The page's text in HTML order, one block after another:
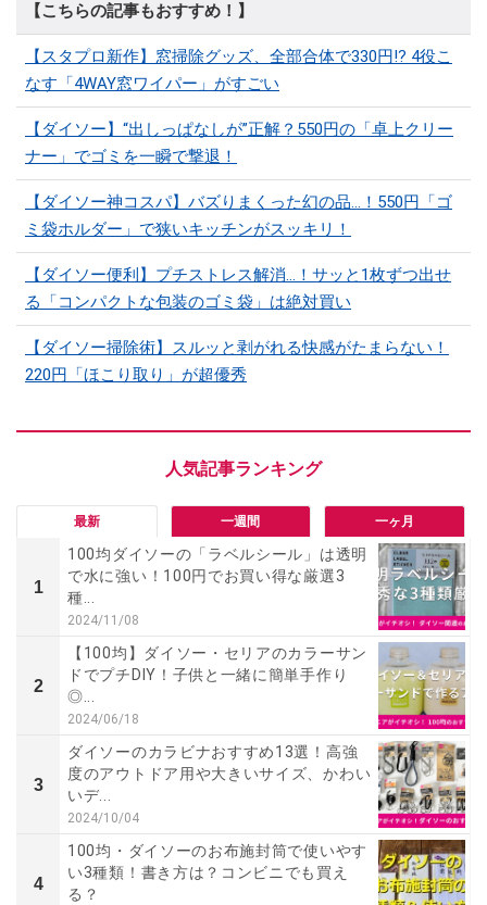
【こちらの記事もおすすめ！】
【スタプロ新作】窓掃除グッズ、全部合体で330円!? 4役こ
なす「4WAY窓ワイパー」がすごい
【ダイソー】“出しっぱなしが”正解？550円の「卓上クリー
ナー」でゴミを一瞬で撃退！
【ダイソー神コスパ】バズりまくった幻の品…！550円「ゴ
ミ袋ホルダー」で狭いキッチンがスッキリ！
【ダイソー便利】プチストレス解消…！サッと1枚ずつ出せ
る「コンパクトな包装のゴミ袋」は絶対買い
【ダイソー掃除術】スルッと剥がれる快感がたまらない！
220円「ほこり取り」が超優秀
最新 一週間 一ヶ月
1
100均ダイソーの「ラベルシール」は透明
で水に強い！100円でお買い得な厳選3
種...
2024/11/08
2
【100均】ダイソー・セリアのカラーサン
ドでプチDIY！子供と一緒に簡単手作り
◎...
2024/06/18
3
ダイソーのカラビナおすすめ13選！高強
度のアウトドア用や大きいサイズ、かわい
いデ...
2024/10/04
4
100均・ダイソーのお布施封筒で使いやす
い3種類！書き方は？コンビニでも買え
る？